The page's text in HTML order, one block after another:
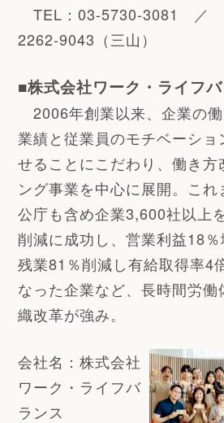
TEL： 03-5730-3081 ／
2262-9043 （三山）
■株式会社ワーク・ライフ
2006年創業以来、企業の
業績と従業員のモチベーショ
せることにこだわり、働き方
ング事業を中心に展開。こ
公庁も含め企業3,600社以上
削減に成功し、営業利益18％
残業81％削減し有給取得率4
なった企業など、長時間労働
織改革が強み。
会社名：株式会社
ワーク・ライフバ
ランス